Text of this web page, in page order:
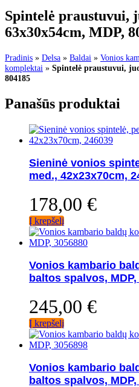
Spintelė praustuvui,
63x30x54cm, MDP,
Pradinis » Delsa » Baldai » Vonios
komplektai » Spintelė praustuvui,
804185
Panašūs produktai
Sieninė vonios
med., 42x23x70cm,
178,00 €
Į krepšelį
Vonios kambario
baltos spalvos, MDP,
245,00 €
Į krepšelį
Vonios kambario
baltos spalvos, MDP,